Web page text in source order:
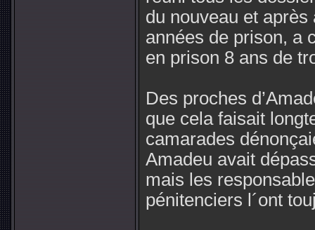
du nouveau et
années de prison, a
en prison 8 ans de
Des proches
que cela faisait
camarades
Amadeu avait
mais les
pénitenciers l´ont